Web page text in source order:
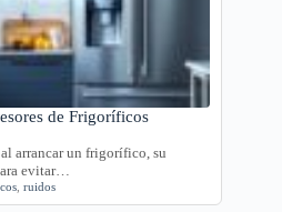
de Frigoríficos
arrancar un frigorífico, su
evitar…
ruidos